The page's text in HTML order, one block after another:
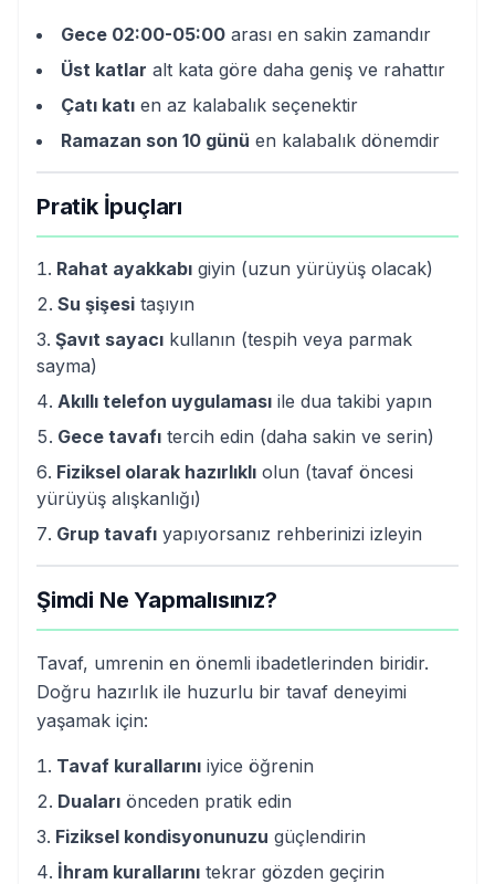
Gece 02:00-05:00 arası en sakin zamandır
Üst katlar alt kata göre daha geniş ve rahattır
Çatı katı en az kalabalık seçenektir
Ramazan son 10 günü en kalabalık dönemdir
Pratik İpuçları
Rahat ayakkabı giyin (uzun yürüyüş olacak)
Su şişesi taşıyın
Şavıt sayacı kullanın (tespih veya parmak
sayma)
Akıllı telefon uygulaması ile dua takibi yapın
Gece tavafı tercih edin (daha sakin ve serin)
Fiziksel olarak hazırlıklı olun (tavaf öncesi
yürüyüş alışkanlığı)
Grup tavafı yapıyorsanız rehberinizi izleyin
Şimdi Ne Yapmalısınız?
Tavaf, umrenin en önemli ibadetlerinden biridir.
Doğru hazırlık ile huzurlu bir tavaf deneyimi
yaşamak için:
Tavaf kurallarını iyice öğrenin
Duaları önceden pratik edin
Fiziksel kondisyonunuzu güçlendirin
İhram kurallarını tekrar gözden geçirin